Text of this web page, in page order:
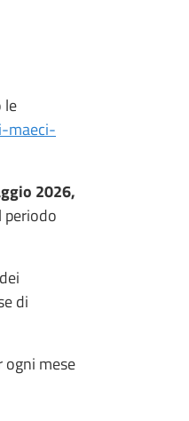
le
maeci-
2026,
periodo
di
ogni mese